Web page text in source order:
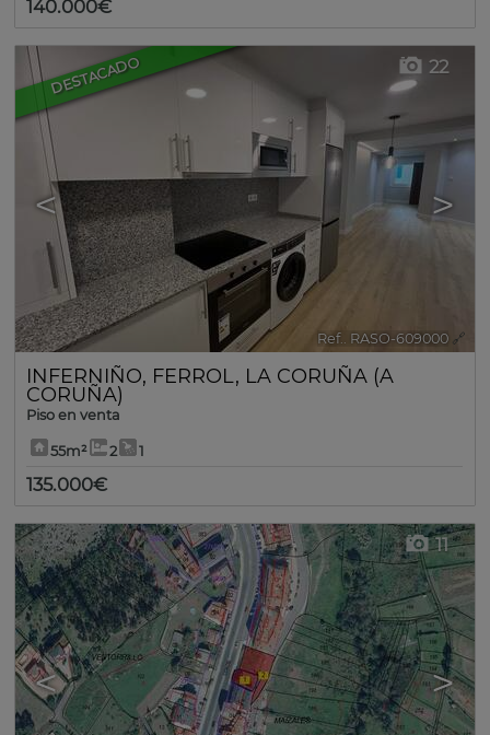
140.000€
DESTACADO
< >
22
Ref.. RASO-609000 🔗
INFERNIÑO, FERROL , LA CORUÑA (A
CORUÑA)
Piso en venta
55m² 2 1
135.000€
< >
11